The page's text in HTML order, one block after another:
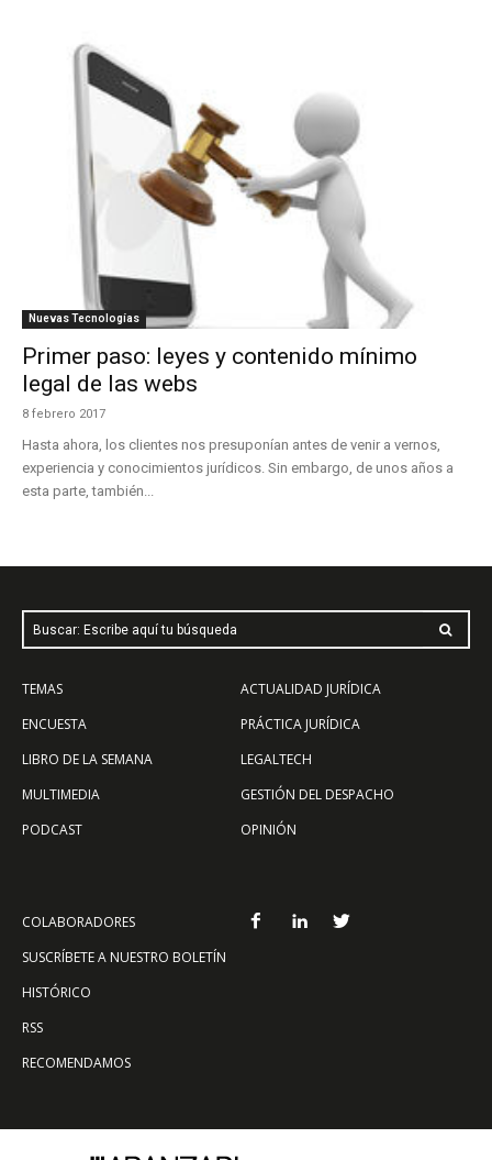
Nuevas Tecnologías
Primer paso: leyes y contenido mínimo
legal de las webs
8 febrero 2017
Hasta ahora, los clientes nos presuponían antes de venir a vernos,
experiencia y conocimientos jurídicos. Sin embargo, de unos años a
esta parte, también...
Buscar: Escribe aquí tu búsqueda
TEMAS
ENCUESTA
LIBRO DE LA SEMANA
MULTIMEDIA
PODCAST
ACTUALIDAD JURÍDICA
PRÁCTICA JURÍDICA
LEGALTECH
GESTIÓN DEL DESPACHO
OPINIÓN
COLABORADORES
SUSCRÍBETE A NUESTRO BOLETÍN
HISTÓRICO
RSS
RECOMENDAMOS